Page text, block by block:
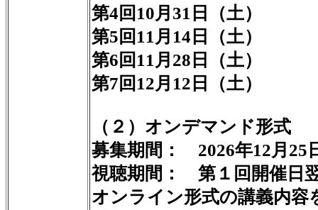
第4回10月31日（土）
第5回11月14日（土）
第6回11月28日（土）
第7回12月12日（土）
（２）オンデマンド形式
募集期間： 2026年12月25
視聴期間： 第１回開催日
オンライン形式の講義内